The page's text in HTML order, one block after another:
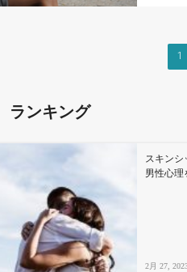
特集
占い・診断
ファッション・美容
グルメ
1
ランキング
スキン
男性心理
2月 27,